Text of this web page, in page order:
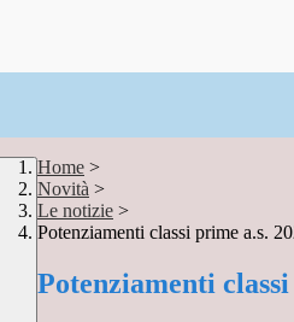
Home >
Novità >
Le notizie >
Potenziamenti classi prime a.s.
Potenziamenti